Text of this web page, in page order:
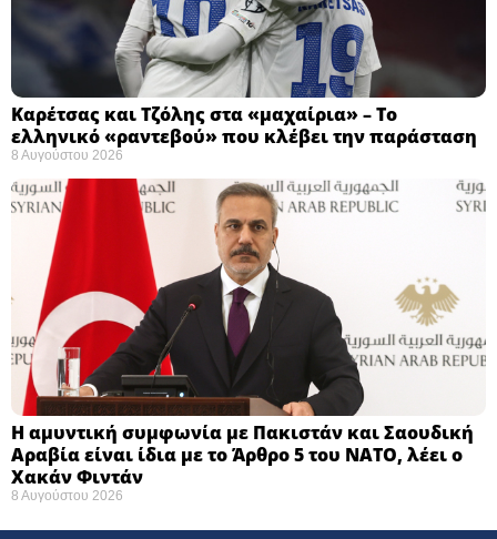
Καρέτσας και Τζόλης στα «μαχαίρια» – Το
ελληνικό «ραντεβού» που κλέβει την παράσταση
8 Αυγούστου 2026
Η αμυντική συμφωνία με Πακιστάν και Σαουδική
Αραβία είναι ίδια με το Άρθρο 5 του ΝΑΤΟ, λέει ο
Χακάν Φιντάν
8 Αυγούστου 2026